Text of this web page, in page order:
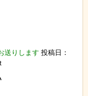
送りします 投稿日：